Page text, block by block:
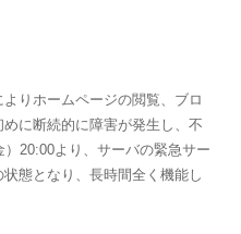
りホームページの閲覧、ブロ
に断続的に障害が発生し、不
20:00より、サーバの緊急サー
態となり、長時間全く機能し